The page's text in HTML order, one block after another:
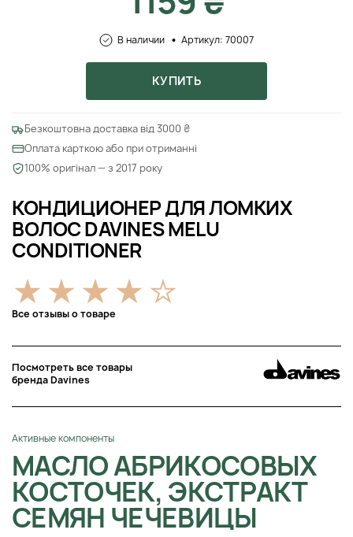
КОНДИЦИОНЕР ДЛЯ ЛОМКИХ
ВОЛОС DAVINES MELU
CONDITIONER
Все отзывы о товаре
Посмотреть все товары
бренда Davines
Активные компоненты
МАСЛО АБРИКОСОВЫХ
КОСТОЧЕК, ЭКСТРАКТ
СЕМЯН ЧЕЧЕВИЦЫ
В наличии Артикул: 70007
КУПИТЬ
Безкоштовна доставка від 3000 ₴
Оплата карткою або при отриманні
100% оригінал — з 2017 року